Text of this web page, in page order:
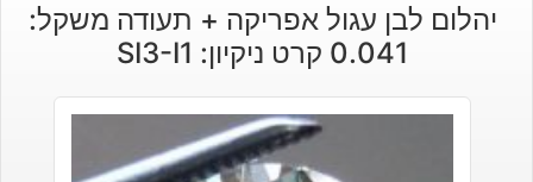
יהלום לבן עגול אפריקה + תעודה משקל:
0.041 קרט ניקיון: SI3-I1